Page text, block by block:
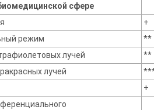
сфере
+
режим
**
лучей
**
лучей
+